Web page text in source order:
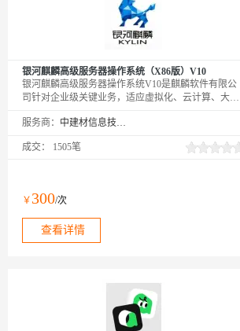
银河麒麟高级服务器操作系统（X86版）V10
银河麒麟高级服务器操作系统V10是麒麟软件有限公
司针对企业级关键业务，适应虚拟化、云计算、大数
能、扩展性和实时性等需求，依据CMMI5级标准研制
化、高性能、易管理的新一代自主服务器操作系统。
服务商： 中建材信息技术股份有限公司
成交： 1505笔
￥ 300/次
查看详情